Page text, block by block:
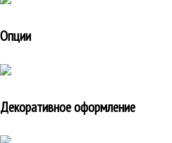
Опции
Декоративное оформление